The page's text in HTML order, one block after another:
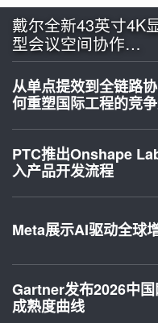
戴尔全新43英寸4K
型会议空间协作…
从单点提效到全链路
何重塑国际工程的竞
PTC推出Onshape
入产品开发流程
Meta展示AI驱动全球
Gartner发布2026中
成熟度曲线